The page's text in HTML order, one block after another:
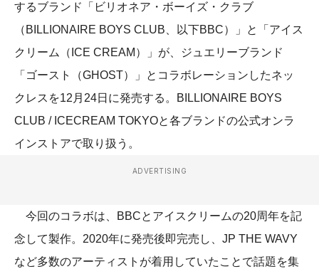
するブランド「ビリオネア・ボーイズ・クラブ
（BILLIONAIRE BOYS CLUB、以下BBC）」と「アイス
クリーム（ICE CREAM）」が、ジュエリーブランド
「ゴースト（GHOST）」とコラボレーションしたネッ
クレスを12月24日に発売する。BILLIONAIRE BOYS
CLUB / ICECREAM TOKYOと各ブランドの公式オンラ
インストアで取り扱う。
ADVERTISING
今回のコラボは、BBCとアイスクリームの20周年を記
念して製作。2020年に発売後即完売し、JP THE WAVY
など多数のアーティストが着用していたことで話題を集